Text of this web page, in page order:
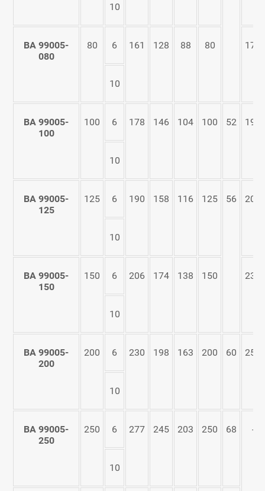
10
ВА 99005-
080
80 6 161 128 88 80 175
10
ВА 99005-
100
100 6 178 146 104 100 52 195
10
ВА 99005-
125
125 6 190 158 116 125 56 205
10
ВА 99005-
150
150 6 206 174 138 150 230
10
ВА 99005-
200
200 6 230 198 163 200 60 255
10
ВА 99005-
250
250 6 277 245 203 250 68 -
10